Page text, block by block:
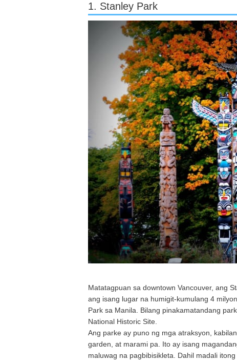
1. Stanley Park
Matatagpuan sa downtown Vancouver, ang
ang isang lugar na humigit-kumulang 4
Park sa Manila. Bilang pinakamatandang
National Historic Site.
Ang parke ay puno ng mga atraksyon,
garden, at marami pa. Ito ay isang
maluwag na pagbibisikleta. Dahil madali